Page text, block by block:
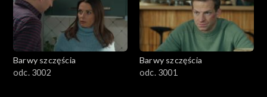
Barwy szczęścia
odc. 3002
Barwy szczęścia
odc. 3001